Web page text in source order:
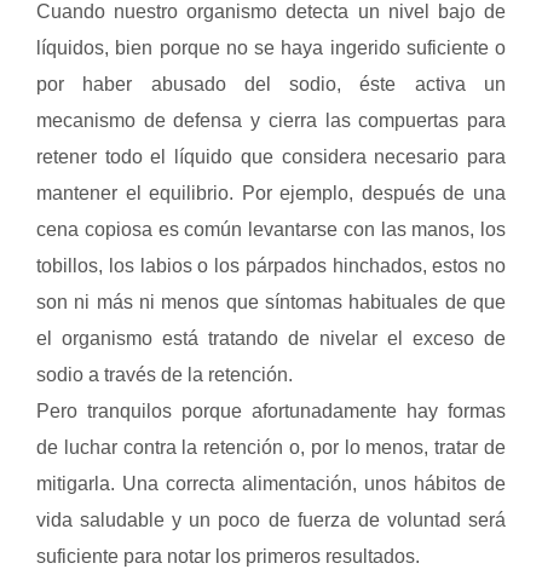
Cuando nuestro organismo detecta un nivel bajo de
líquidos, bien porque no se haya ingerido suficiente o
por haber abusado del sodio, éste activa un
mecanismo de defensa y cierra las compuertas para
retener todo el líquido que considera necesario para
mantener el equilibrio. Por ejemplo, después de una
cena copiosa es común levantarse con las manos, los
tobillos, los labios o los párpados hinchados, estos no
son ni más ni menos que síntomas habituales de que
el organismo está tratando de nivelar el exceso de
sodio a través de la retención.
Pero tranquilos porque afortunadamente hay formas
de luchar contra la retención o, por lo menos, tratar de
mitigarla. Una correcta alimentación, unos hábitos de
vida saludable y un poco de fuerza de voluntad será
suficiente para notar los primeros resultados.